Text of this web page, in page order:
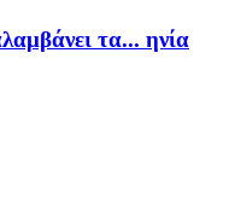
τα... ηνία